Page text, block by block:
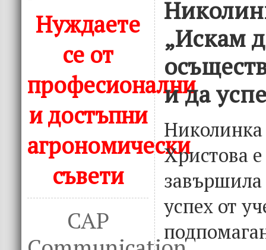
Нуждаете
се от
професионални
и достъпни
агрономически
съвети
CAP
„Искам
и да
Христова
успех от